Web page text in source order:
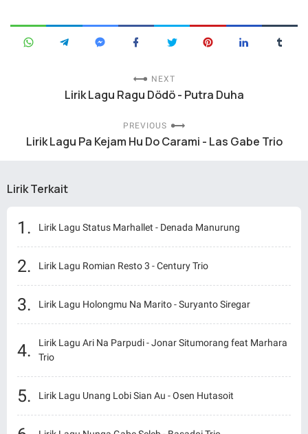
NEXT
Lirik Lagu Ragu Dödö - Putra Duha
PREVIOUS
Lirik Lagu Pa Kejam Hu Do Carami - Las Gabe Trio
Lirik Terkait
Lirik Lagu Status Marhallet - Denada Manurung
Lirik Lagu Romian Resto 3 - Century Trio
Lirik Lagu Holongmu Na Marito - Suryanto Siregar
Lirik Lagu Ari Na Parpudi - Jonar Situmorang feat Marhara
Trio
Lirik Lagu Unang Lobi Sian Au - Osen Hutasoit